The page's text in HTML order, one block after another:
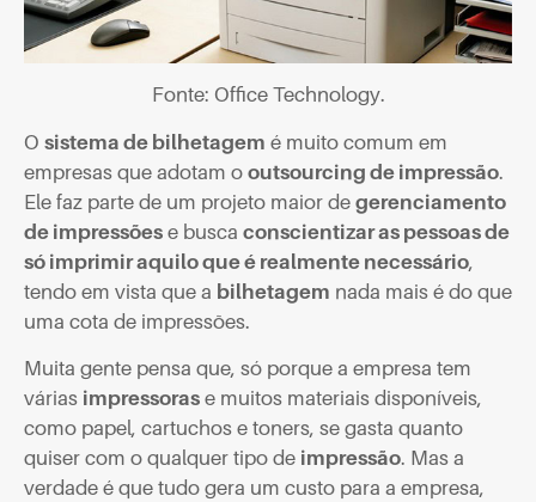
Fonte: Office Technology.
O sistema de bilhetagem é muito comum em
empresas que adotam o outsourcing de impressão.
Ele faz parte de um projeto maior de gerenciamento
de impressões e busca conscientizar as pessoas de
só imprimir aquilo que é realmente necessário,
tendo em vista que a bilhetagem nada mais é do que
uma cota de impressões.
Muita gente pensa que, só porque a empresa tem
várias impressoras e muitos materiais disponíveis,
como papel, cartuchos e toners, se gasta quanto
quiser com o qualquer tipo de impressão. Mas a
verdade é que tudo gera um custo para a empresa,